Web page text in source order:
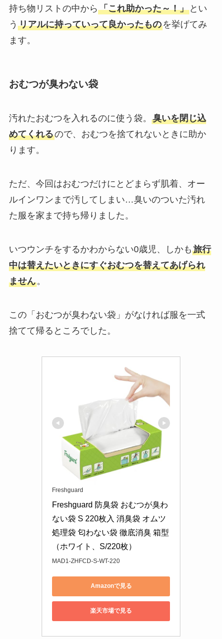
持ち物リストの中から 「これ助かった～！」とい
う リアルに持っていって良かったものを挙げてみ
ます。
おむつが臭わない袋
汚れたおむつを入れるのに使う袋。 臭いを閉じ込
めてくれるので、おむつを捨てれないときに助か
ります。
ただ、今回はおむつだけにとどまらず肌着、オー
ルインワンまで汚してしまい…臭いのついた汚れ
た服を家まで持ち帰りました。
いつウンチをするかわからない0歳児、しかも 旅行
中は替えたいときにすぐおむつを替えてあげられ
ません。
この「おむつが臭わない袋」がなければ服を一式
捨てて帰るところでした。
Freshguard
Freshguard 防臭袋 おむつが臭わ
ない袋 S 220枚入 消臭袋 オムツ
処理袋 匂わない袋 徹底消臭 箱型
（ホワイト、S/220枚）
MAD1-ZHFCD-S-WT-220
Amazonで見る
楽天市場で見る